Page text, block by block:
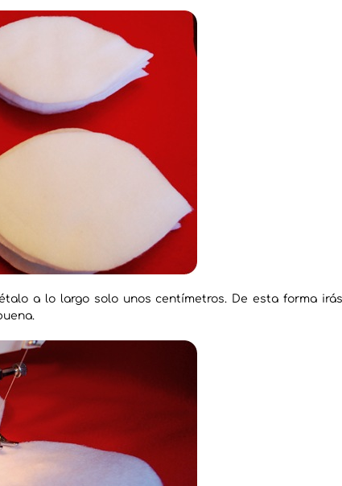
a lo largo solo unos centímetros. De esta forma irás